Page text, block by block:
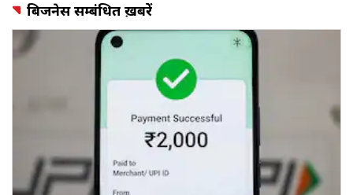
बिजनेस सम्बंधित ख़बरें